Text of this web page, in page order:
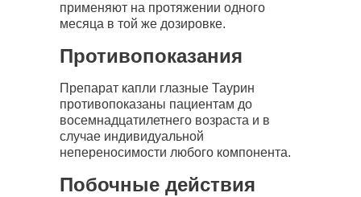
применяют на протяжении одного
месяца в той же дозировке.
Противопоказания
Препарат капли глазные Таурин
противопоказаны пациентам до
восемнадцатилетнего возраста и в
случае индивидуальной
непереносимости любого компонента.
Побочные действия